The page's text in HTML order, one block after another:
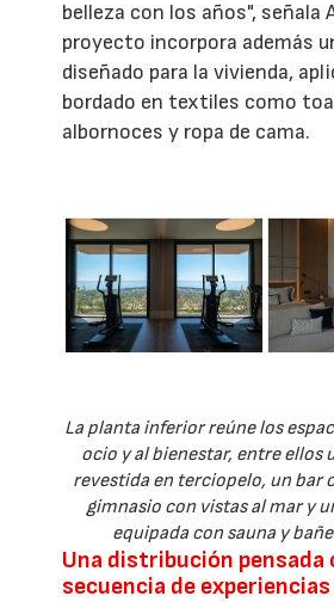
belleza con los años", señala
proyecto incorpora además
diseñado para la vivienda,
bordado en textiles como
albornoces y ropa de cama.
La planta inferior reúne los
ocio y al bienestar, entre ellos
revestida en terciopelo, un bar
gimnasio con vistas al mar y
equipada con sauna y
Una distribución pensada
secuencia de experiencias